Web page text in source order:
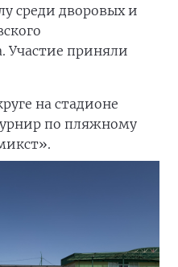
среди дворовых и
Участие приняли
на стадионе
по пляжному